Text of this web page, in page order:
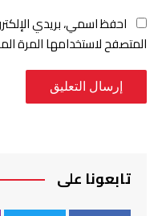
احفظ اسمي، بريدي
المتصفح لاستخدامها المرة
تابعونا على